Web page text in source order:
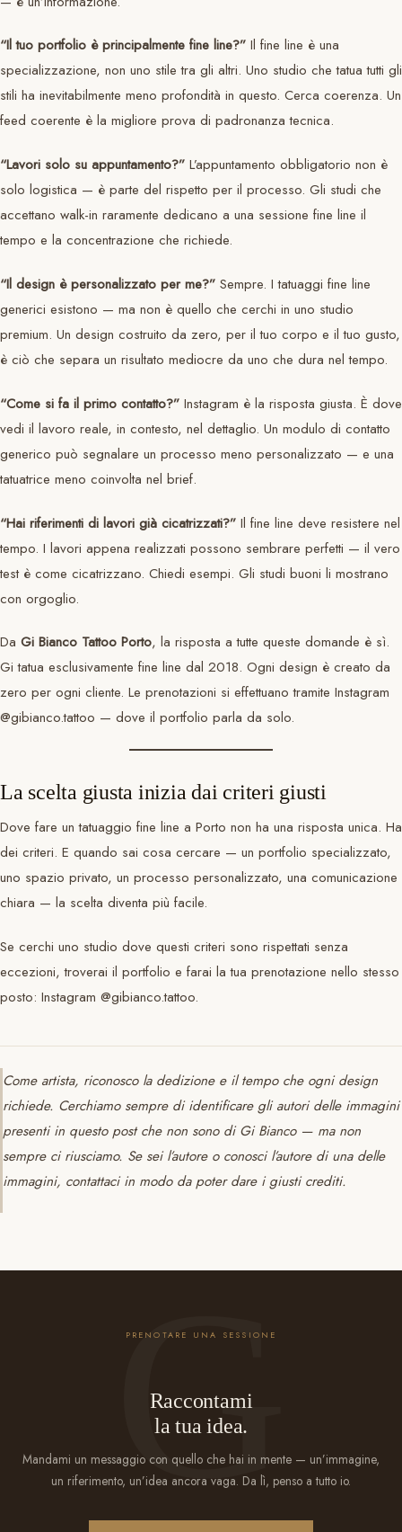
“Il tuo portfolio è principalmente fine line?” Il fine line è una
specializzazione, non uno stile tra gli altri. Uno studio che tatua tutti gli
stili ha inevitabilmente meno profondità in questo. Cerca coerenza. Un
feed coerente è la migliore prova di padronanza tecnica.
“Lavori solo su appuntamento?” L’appuntamento obbligatorio non è
solo logistica — è parte del rispetto per il processo. Gli studi che
accettano walk-in raramente dedicano a una sessione fine line il
tempo e la concentrazione che richiede.
“Il design è personalizzato per me?” Sempre. I tatuaggi fine line
generici esistono — ma non è quello che cerchi in uno studio
premium. Un design costruito da zero, per il tuo corpo e il tuo gusto,
è ciò che separa un risultato mediocre da uno che dura nel tempo.
“Come si fa il primo contatto?” Instagram è la risposta giusta. È dove
vedi il lavoro reale, in contesto, nel dettaglio. Un modulo di contatto
generico può segnalare un processo meno personalizzato — e una
tatuatrice meno coinvolta nel brief.
“Hai riferimenti di lavori già cicatrizzati?” Il fine line deve resistere nel
tempo. I lavori appena realizzati possono sembrare perfetti — il vero
test è come cicatrizzano. Chiedi esempi. Gli studi buoni li mostrano
con orgoglio.
Da Gi Bianco Tattoo Porto, la risposta a tutte queste domande è sì.
Gi tatua esclusivamente fine line dal 2018. Ogni design è creato da
zero per ogni cliente. Le prenotazioni si effettuano tramite Instagram
@gibianco.tattoo — dove il portfolio parla da solo.
La scelta giusta inizia dai criteri giusti
Dove fare un tatuaggio fine line a Porto non ha una risposta unica. Ha
dei criteri. E quando sai cosa cercare — un portfolio specializzato,
uno spazio privato, un processo personalizzato, una comunicazione
chiara — la scelta diventa più facile.
Se cerchi uno studio dove questi criteri sono rispettati senza
eccezioni, troverai il portfolio e farai la tua prenotazione nello stesso
posto: Instagram @gibianco.tattoo.
Come artista, riconosco la dedizione e il tempo che ogni design
richiede. Cerchiamo sempre di identificare gli autori delle immagini
presenti in questo post che non sono di Gi Bianco — ma non
sempre ci riusciamo. Se sei l’autore o conosci l’autore di una delle
immagini, contattaci in modo da poter dare i giusti crediti.
PRENOTARE UNA SESSIONE
Raccontami
la tua idea.
Mandami un messaggio con quello che hai in mente — un’immagine,
un riferimento, un’idea ancora vaga. Da lì, penso a tutto io.